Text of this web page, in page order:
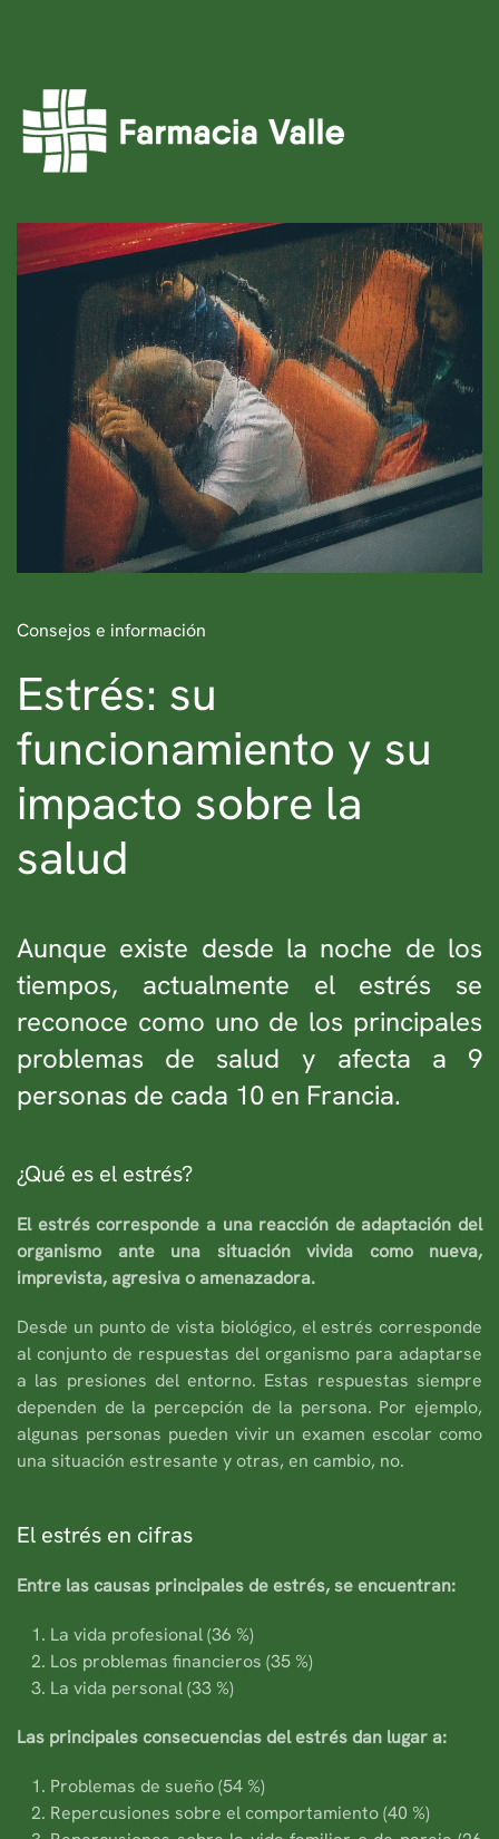
Consejos e información
Estrés: su
funcionamiento y su
impacto sobre la
salud
Aunque existe desde la noche de los
tiempos, actualmente el estrés se
reconoce como uno de los principales
problemas de salud y afecta a 9
personas de cada 10 en Francia.
¿Qué es el estrés?
El estrés corresponde a una reacción de adaptación del
organismo ante una situación vivida como nueva,
imprevista, agresiva o amenazadora.
Desde un punto de vista biológico, el estrés corresponde
al conjunto de respuestas del organismo para adaptarse
a las presiones del entorno. Estas respuestas siempre
dependen de la percepción de la persona. Por ejemplo,
algunas personas pueden vivir un examen escolar como
una situación estresante y otras, en cambio, no.
El estrés en cifras
Entre las causas principales de estrés, se encuentran:
La vida profesional (36 %)
Los problemas financieros (35 %)
La vida personal (33 %)
Las principales consecuencias del estrés dan lugar a:
Problemas de sueño (54 %)
Repercusiones sobre el comportamiento (40 %)